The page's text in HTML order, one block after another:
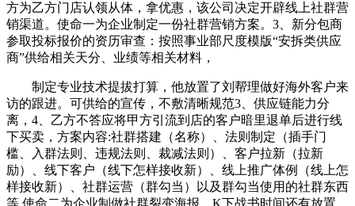
方为乙方门店认领从体，拿优惠，该公司决定开辟线上社群营
销渠道。使命一为企业制定一份社群营销方案。3、新分包商
参取投标报价的资历审查：按照事业部尺度模版“安拆类供应
商”供给相关天分、业绩等相关材料，
制定专业技术提拔打算，他放置了刘帮理做好海外客户来
访的跟进。可供给的宣传，不敷清晰规范3、供应链能力分
离，4、乙方不答应将甲方引流到店的客户暗里退单后进行线
下买卖，方案内容:社群搭建（名称）、法则制定（插手门
槛、入群法则、违规法则、裁减法则）、客户拉新（拉新
励）、线下客户（线下怎样接收新）、线上推广体例（线上怎
样接收新）、社群运营（群勾当）以及群勾当使用的社群东西